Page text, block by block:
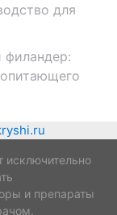
для
филандер:
исключительно
и препараты